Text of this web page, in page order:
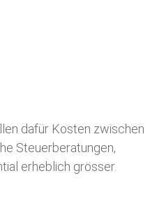
dafür Kosten zwischen
Steuerberatungen,
erheblich grösser.